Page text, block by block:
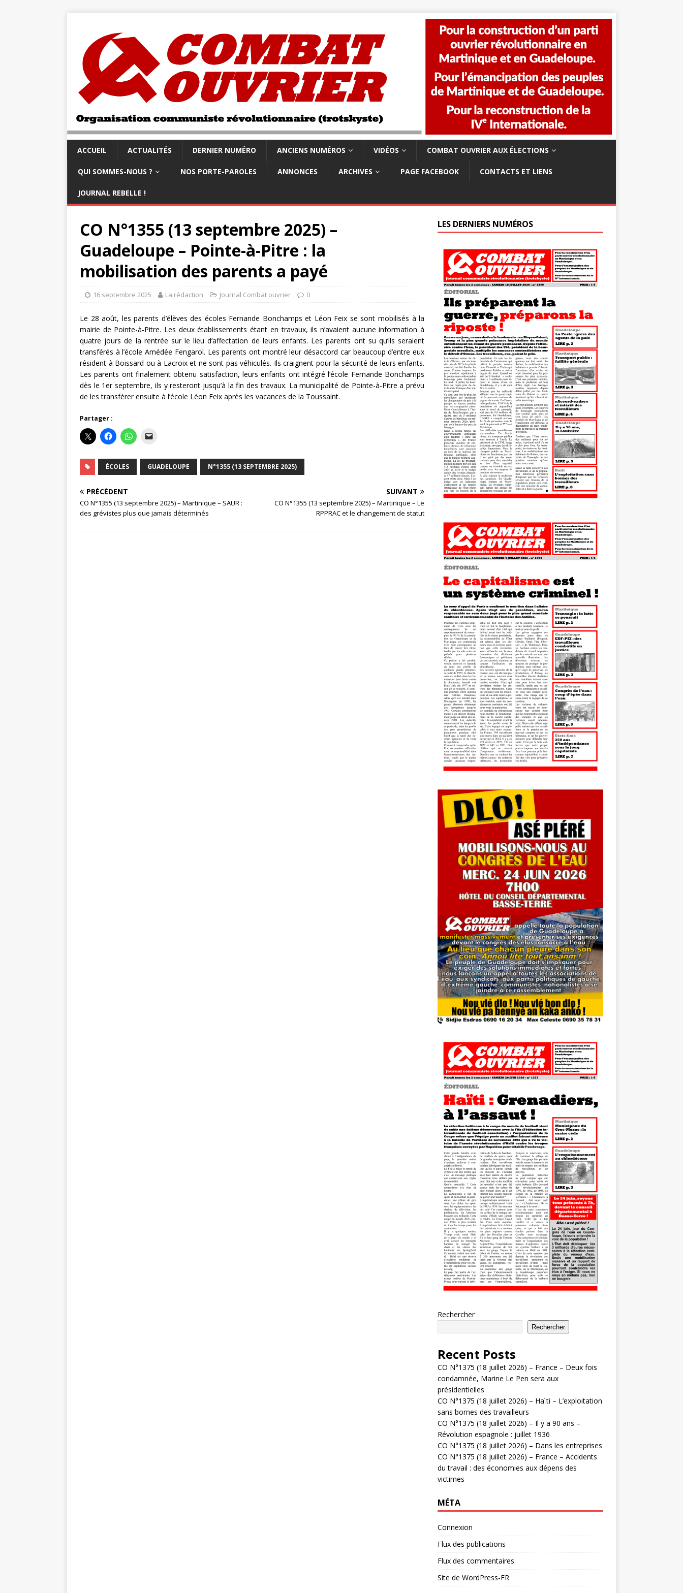
ACCUEIL ACTUALITÉS DERNIER NUMÉRO ANCIENS NUMÉROS VIDÉOS COMBAT OUVRIER AUX ÉLECTIONS
QUI SOMMES-NOUS ? NOS PORTE-PAROLES ANNONCES ARCHIVES PAGE FACEBOOK CONTACTS ET LIENS
JOURNAL REBELLE !
CO N°1355 (13 septembre 2025) –
Guadeloupe – Pointe-à-Pitre : la
mobilisation des parents a payé
16 septembre 2025 La rédaction Journal Combat ouvrier 0
Le 28 août, les parents d’élèves des écoles Fernande Bonchamps et Léon Feix se sont mobilisés à la
mairie de Pointe-à-Pitre. Les deux établissements étant en travaux, ils n’avaient aucune information à
quatre jours de la rentrée sur le lieu d’affectation de leurs enfants. Les parents ont su qu’ils seraient
transférés à l’école Amédée Fengarol. Les parents ont montré leur désaccord car beaucoup d’entre eux
résident à Boissard ou à Lacroix et ne sont pas véhiculés. Ils craignent pour la sécurité de leurs enfants.
Les parents ont finalement obtenu satisfaction, leurs enfants ont intégré l’école Fernande Bonchamps
dès le 1er septembre, ils y resteront jusqu’à la fin des travaux. La municipalité de Pointe-à-Pitre a prévu
de les transférer ensuite à l’école Léon Feix après les vacances de la Toussaint.
Partager :
ÉCOLES GUADELOUPE N°1355 (13 SEPTEMBRE 2025)
PRÉCÉDENT
CO N°1355 (13 septembre 2025) – Martinique – SAUR :
des grévistes plus que jamais déterminés
SUIVANT
CO N°1355 (13 septembre 2025) – Martinique – Le
RPPRAC et le changement de statut
LES DERNIERS NUMÉROS
Rechercher
Rechercher
Recent Posts
CO N°1375 (18 juillet 2026) – France – Deux fois
condamnée, Marine Le Pen sera aux
présidentielles
CO N°1375 (18 juillet 2026) – Haïti – L’exploitation
sans bornes des travailleurs
CO N°1375 (18 juillet 2026) – Il y a 90 ans –
Révolution espagnole : juillet 1936
CO N°1375 (18 juillet 2026) – Dans les entreprises
CO N°1375 (18 juillet 2026) – France – Accidents
du travail : des économies aux dépens des
victimes
MÉTA
Connexion
Flux des publications
Flux des commentaires
Site de WordPress-FR